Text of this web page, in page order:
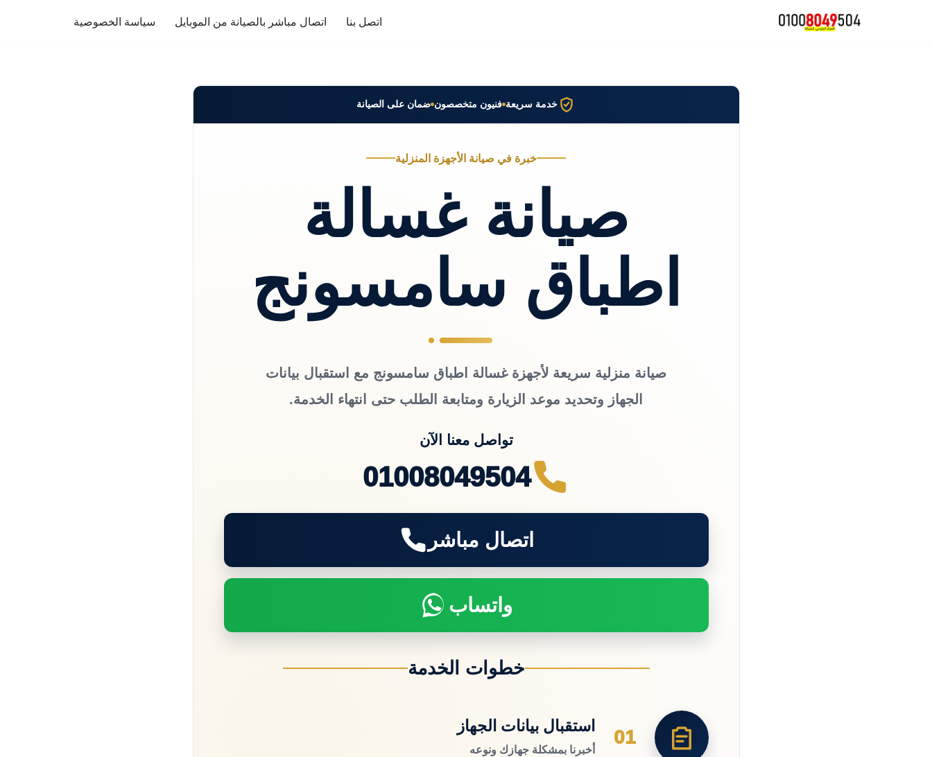
اتصل بنا اتصال مباشر بالصيانة من الموبايل سياسة الخصوصية
خدمة سريعة فنيون متخصصون ضمان على الصيانة
خبرة في صيانة الأجهزة المنزلية
صيانة غسالة
اطباق سامسونج
صيانة منزلية سريعة لأجهزة غسالة اطباق سامسونج مع استقبال بيانات
الجهاز وتحديد موعد الزيارة ومتابعة الطلب حتى انتهاء الخدمة.
تواصل معنا الآن
01008049504
اتصال مباشر
واتساب
خطوات الخدمة
01
استقبال بيانات الجهاز
أخبرنا بمشكلة جهازك ونوعه